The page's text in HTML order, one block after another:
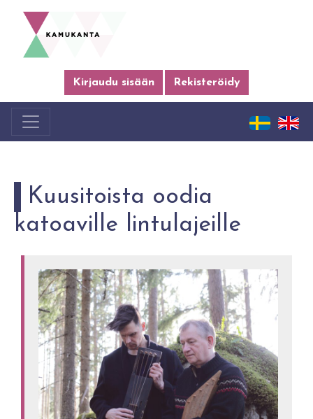
Kirjaudu sisään Rekisteröidy
Kuusitoista oodia
katoaville lintulajeille